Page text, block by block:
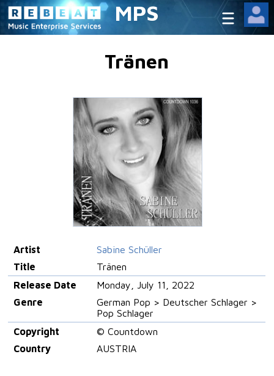
MPS
Tränen
Artist
Sabine Schüller
Title
Tränen
Release Date
Monday, July 11, 2022
Genre
German Pop > Deutscher Schlager >
Pop Schlager
Copyright
© Countdown
Country
AUSTRIA